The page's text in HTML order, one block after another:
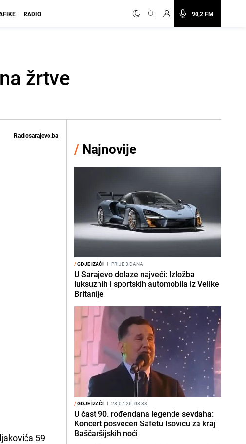
90,2 FM
RADIO
žrtve
Radiosarajevo.ba
59
/ Najnovije
/GDJE IZAĆI I PRIJE 3 DANA
U Sarajevo dolaze najveći: Izložba
luksuznih i sportskih automobila iz Velike
Britanije
/GDJE IZAĆI I 28.07.26. 08:38
U čast 90. rođendana legende sevdaha:
Koncert posvećen Safetu Isoviću za kraj
Baščaršijskih noći